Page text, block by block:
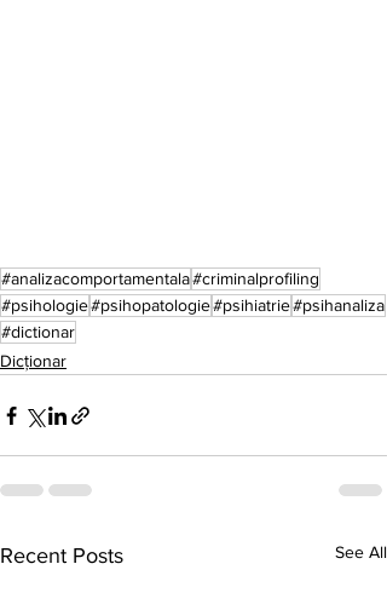
#analizacomportamentala#criminalprofiling
#psihologie#psihopatologie#psihiatrie#psihanaliza
#dictionar
Dicționar
Recent Posts See All